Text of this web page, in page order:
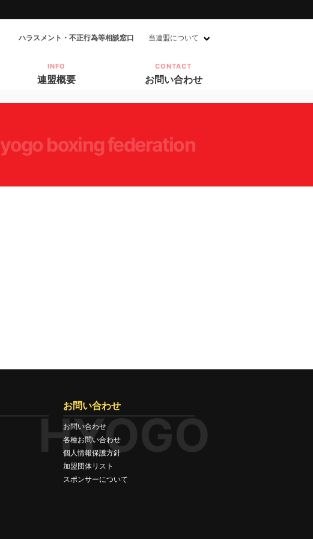
ハラスメント・不正行為等相談窓口 当連盟について
INFO
連盟概要
CONTACT
お問い合わせ
hyogo boxing federation
HYOGO
お問い合わせ
お問い合わせ
各種お問い合わせ
個人情報保護方針
加盟団体リスト
スポンサーについて